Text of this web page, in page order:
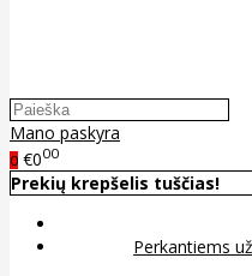
Mano paskyra
0 €000
Prekių krepšelis tuščias!
Perkantiems